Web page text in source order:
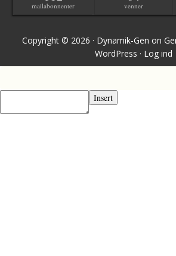
mailabonnenter venner
Copyright © 2026 · Dynamik-Gen on
WordPress · Log ind
Insert